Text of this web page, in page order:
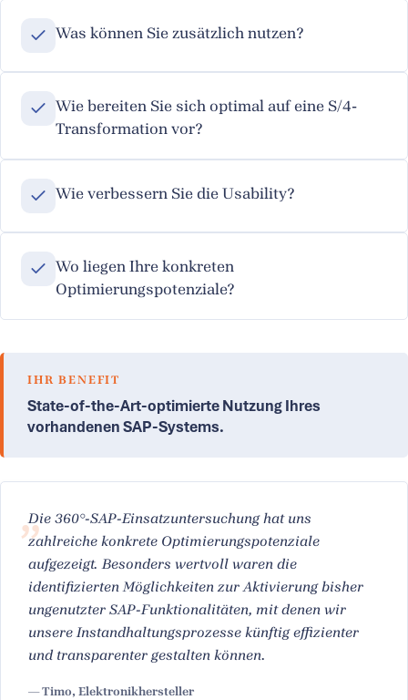
Was können Sie zusätzlich nutzen?
Wie bereiten Sie sich optimal auf eine S/4-
Transformation vor?
Wie verbessern Sie die Usability?
Wo liegen Ihre konkreten
Optimierungspotenziale?
IHR BENEFIT
State-of-the-Art-optimierte Nutzung Ihres
vorhandenen SAP-Systems.
Die 360°-SAP-Einsatzuntersuchung hat uns
zahlreiche konkrete Optimierungspotenziale
aufgezeigt. Besonders wertvoll waren die
identifizierten Möglichkeiten zur Aktivierung bisher
ungenutzter SAP-Funktionalitäten, mit denen wir
unsere Instandhaltungsprozesse künftig effizienter
und transparenter gestalten können.
— Timo, Elektronikhersteller